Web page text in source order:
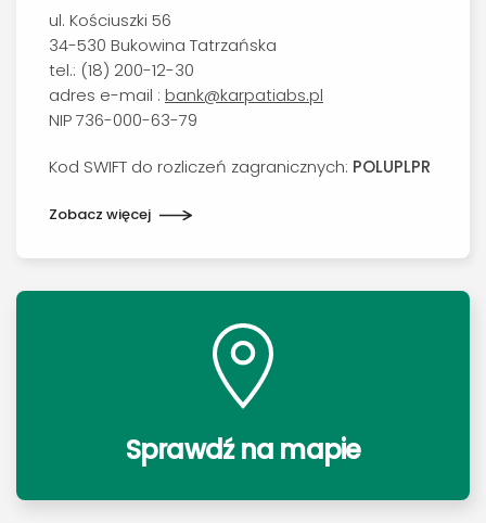
ul. Kościuszki 56
34-530 Bukowina Tatrzańska
tel.: (18) 200-12-30
adres e-mail : bank@karpatiabs.pl
NIP 736-000-63-79
Kod SWIFT do rozliczeń zagranicznych: POLUPLPR
Zobacz więcej
Sprawdź na mapie